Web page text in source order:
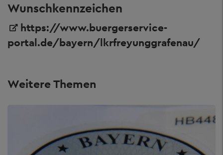
Wunschkennzeichen
https://www.buergerservice-
portal.de/bayern/lkrfreyunggrafenau/
Weitere Themen